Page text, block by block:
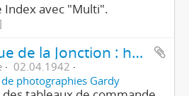
Index avec "Multi".
Genève, avenue de la Jonction : halle de montage de l'usine Gardy
02.04.1942
photographies Gardy